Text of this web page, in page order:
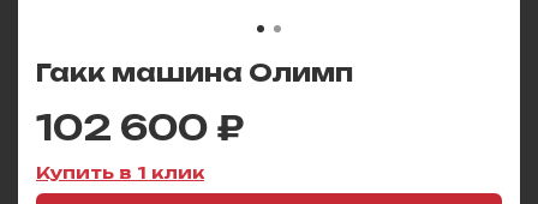
Гакк машина Олимп
102 600 ₽
Купить в 1 клик